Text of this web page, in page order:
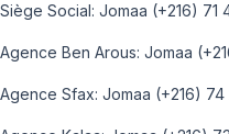
Siège Social: Jomaa (+216) 71
Agence Ben Arous: Jomaa
Agence Sfax: Jomaa (+216)